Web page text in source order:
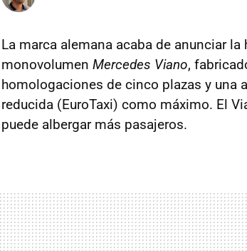
La marca alemana acaba de anunciar
monovolumen Mercedes Viano,
homologaciones de cinco plazas y una
reducida (EuroTaxi) como máximo. El
puede albergar más pasajeros.